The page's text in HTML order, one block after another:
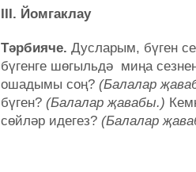
III. Йомгаклау
Тәрбияче. Дусларым, бүген
бүгенге шөгыльдә миңа
ошадымы соң? (Балалар
бүген? (Балалар җавабы.)
сөйләр идегез? (Балалар